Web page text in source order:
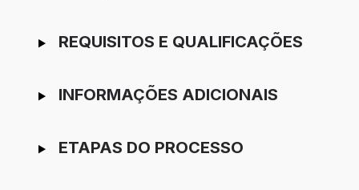
REQUISITOS E QUALIFICAÇÕES
INFORMAÇÕES ADICIONAIS
ETAPAS DO PROCESSO